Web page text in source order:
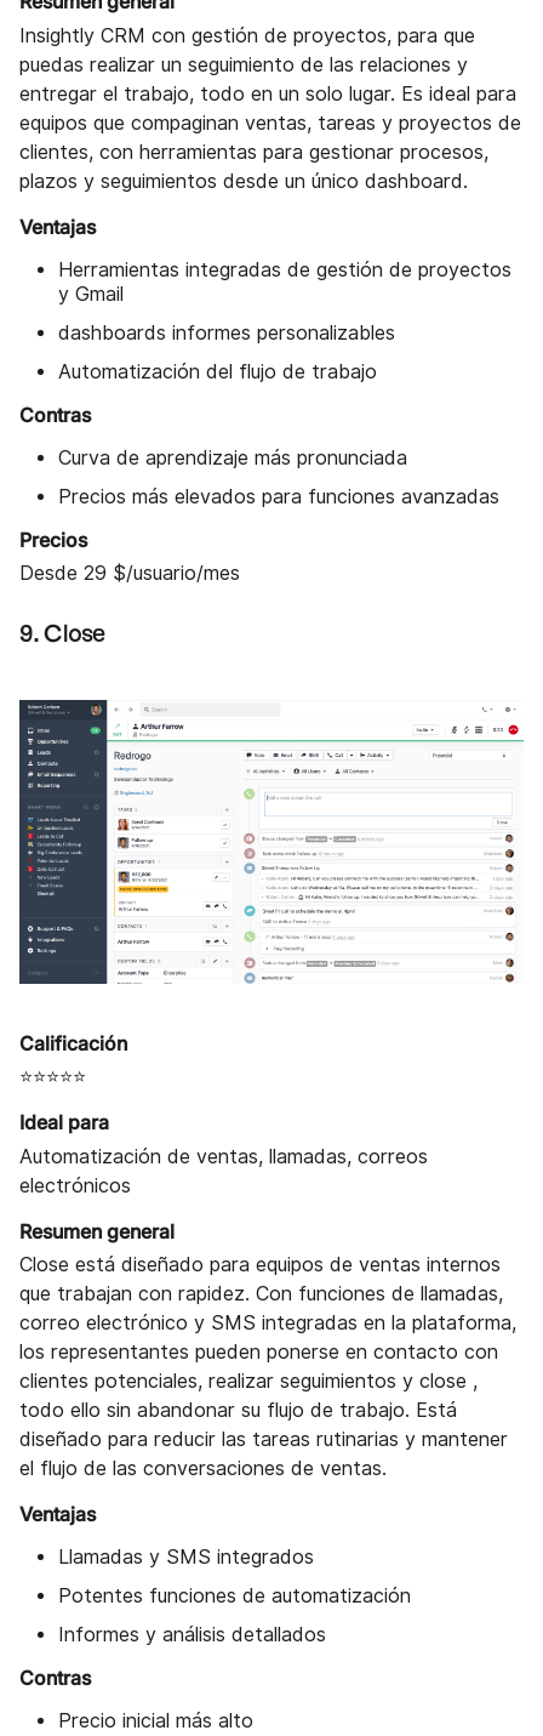
Insightly CRM con gestión de proyectos, para que
puedas realizar un seguimiento de las relaciones y
entregar el trabajo, todo en un solo lugar. Es ideal para
equipos que compaginan ventas, tareas y proyectos de
clientes, con herramientas para gestionar procesos,
plazos y seguimientos desde un único dashboard.
Ventajas
Herramientas integradas de gestión de proyectos
y Gmail
dashboards informes personalizables
Automatización del flujo de trabajo
Contras
Curva de aprendizaje más pronunciada
Precios más elevados para funciones avanzadas
Precios
Desde 29 $/usuario/mes
9. Close
Calificación
⭐⭐⭐⭐⭐
Ideal para
Automatización de ventas, llamadas, correos
electrónicos
Resumen general
Close está diseñado para equipos de ventas internos
que trabajan con rapidez. Con funciones de llamadas,
correo electrónico y SMS integradas en la plataforma,
los representantes pueden ponerse en contacto con
clientes potenciales, realizar seguimientos y close ,
todo ello sin abandonar su flujo de trabajo. Está
diseñado para reducir las tareas rutinarias y mantener
el flujo de las conversaciones de ventas.
Ventajas
Llamadas y SMS integrados
Potentes funciones de automatización
Informes y análisis detallados
Contras
Precio inicial más alto